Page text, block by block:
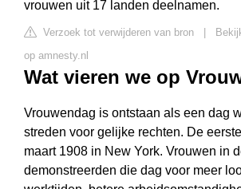
vrouwen uit 17 landen deelnamen.
Verzoek tot verwijderen van bron
op amnesty.nl
Wat vieren we op
Vrouwendag is ontstaan als een dag
streden voor gelijke rechten. De
maart 1908 in New York. Vrouwen in
demonstreerden die dag voor meer